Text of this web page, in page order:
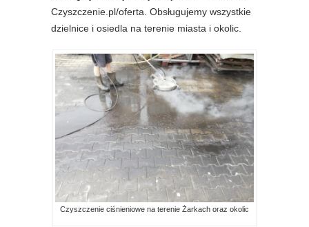
Czyszczenie.pl/oferta. Obsługujemy wszystkie
dzielnice i osiedla na terenie miasta i okolic.
Czyszczenie ciśnieniowe na terenie Żarkach oraz okolic